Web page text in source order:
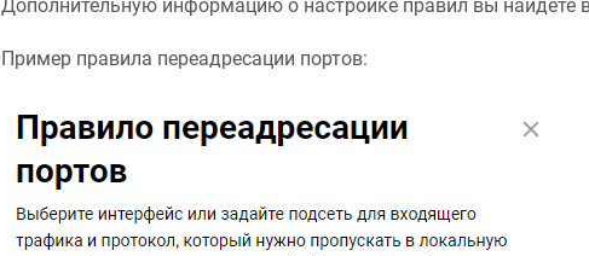
Дополнительную информацию о настройке правил вы найдете
Пример правила переадресации портов: